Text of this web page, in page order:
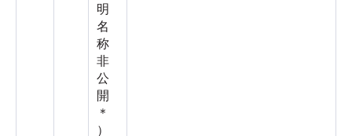
明
名
称
非
公
開
＊
）